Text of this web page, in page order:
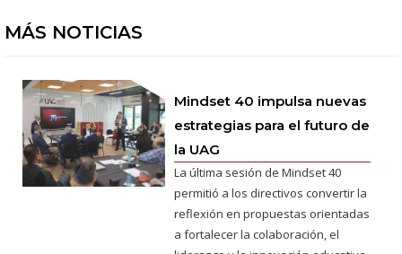
MÁS NOTICIAS
Mindset 40 impulsa nuevas
estrategias para el futuro de
la UAG
La última sesión de Mindset 40
permitió a los directivos convertir la
reflexión en propuestas orientadas
a fortalecer la colaboración, el